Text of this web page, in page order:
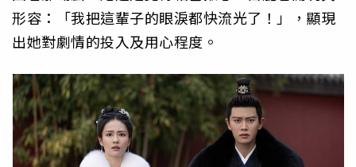
形容：「我把這輩子的眼淚都快流光了！」，顯現
出她對劇情的投入及用心程度。